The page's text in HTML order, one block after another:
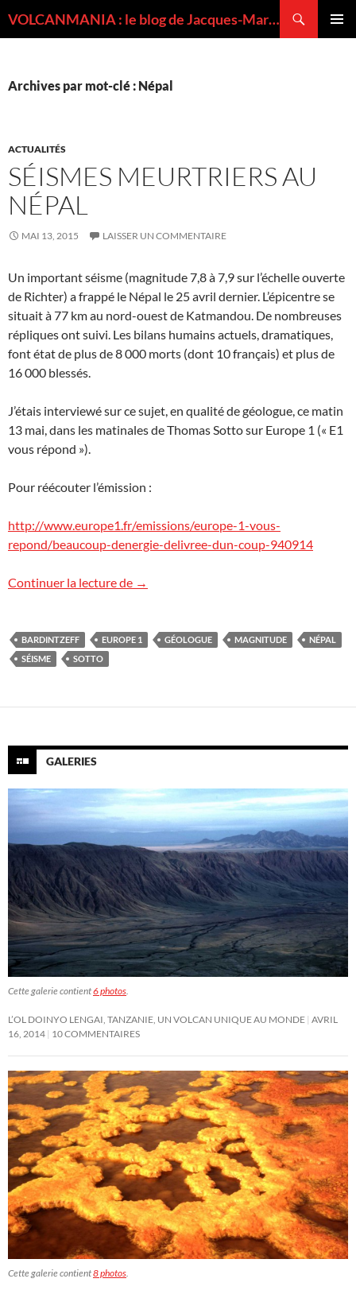
VOLCANMANIA : le blog de Jacques-Marie BARDINTZEFF, volcanologue
Archives par mot-clé : Népal
ACTUALITÉS
SÉISMES MEURTRIERS AU
NÉPAL
MAI 13, 2015 LAISSER UN COMMENTAIRE
Un important séisme (magnitude 7,8 à 7,9 sur l’échelle ouverte
de Richter) a frappé le Népal le 25 avril dernier. L’épicentre se
situait à 77 km au nord-ouest de Katmandou. De nombreuses
répliques ont suivi. Les bilans humains actuels, dramatiques,
font état de plus de 8 000 morts (dont 10 français) et plus de
16 000 blessés.
J’étais interviewé sur ce sujet, en qualité de géologue, ce matin
13 mai, dans les matinales de Thomas Sotto sur Europe 1 (« E1
vous répond »).
Pour réécouter l’émission :
http://www.europe1.fr/emissions/europe-1-vous-
repond/beaucoup-denergie-delivree-dun-coup-940914
Continuer la lecture de Séismes meurtriers au Népal
→
BARDINTZEFF EUROPE 1 GÉOLOGUE MAGNITUDE
NÉPAL
SÉISME
SOTTO
GALERIES
Cette galerie contient6 photos
L’OL DOINYO LENGAI, TANZANIE, UN VOLCAN UNIQUE AU MONDE AVRIL
16, 2014 10 COMMENTAIRES
Cette galerie contient8 photos